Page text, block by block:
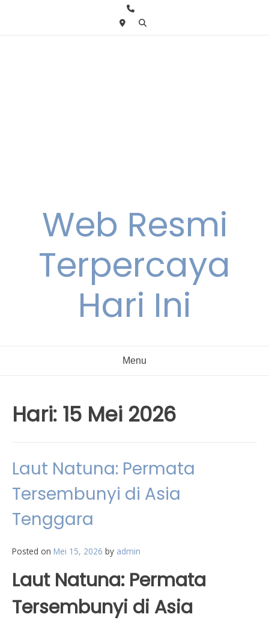
Web Resmi
Terpercaya
Hari Ini
Menu
Hari: 15 Mei 2026
Laut Natuna: Permata
Tersembunyi di Asia
Tenggara
Posted on Mei 15, 2026 by admin
Laut Natuna: Permata
Tersembunyi di Asia